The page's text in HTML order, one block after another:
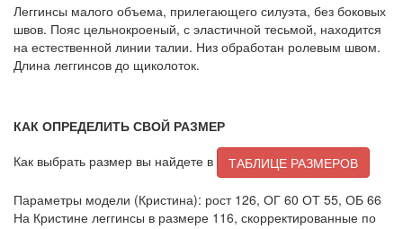
Леггинсы малого объема, прилегающего силуэта, без боковых
швов. Пояс цельнокроеный, с эластичной тесьмой, находится
на естественной линии талии. Низ обработан ролевым швом.
Длина леггинсов до щиколоток.
КАК ОПРЕДЕЛИТЬ СВОЙ РАЗМЕР
Как выбрать размер вы найдете в
ТАБЛИЦЕ РАЗМЕРОВ
Параметры модели (Кристина): рост 126, ОГ 60 ОТ 55, ОБ 66
На Кристине леггинсы в размере 116, скорректированные по